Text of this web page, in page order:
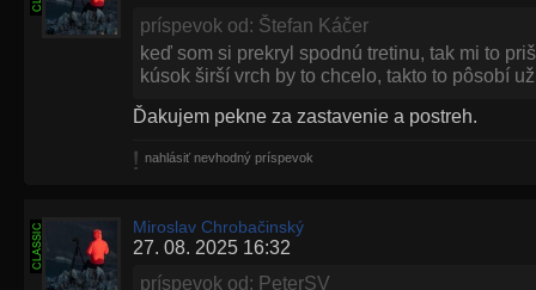
príspevok od: Štefan Káčer
keď som si prekryl spodnú tretinu, tak mi to
kúsok širší vrch by to chcelo, takto to pôsobí
Ďakujem pekne za zastavenie a postreh.
nahlásiť nevhodný príspevok
Miroslav Chrobačinský
27. 08. 2025 16:32
príspevok od: PeterSV